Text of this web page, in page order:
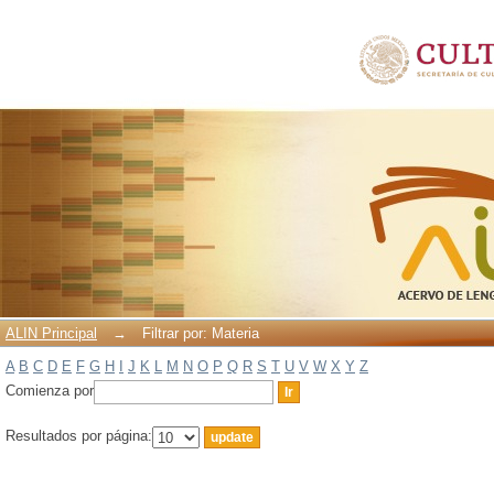
ALIN Principal →
Filtrar por: Materia
A B C D E F G H J K L M N O P Q R S T U V W X Y Z
Comienza por
Resultados por página: